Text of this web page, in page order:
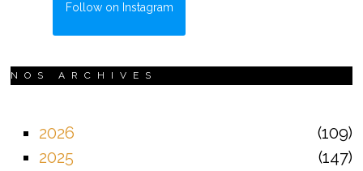
Follow on Instagram
NOS ARCHIVES
2026
109
2025
147